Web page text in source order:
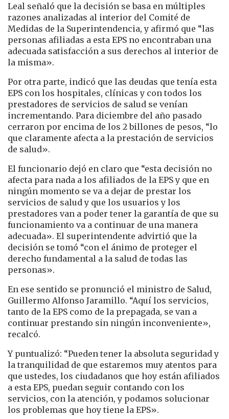
Leal señaló que la decisión se basa en múltiples
razones analizadas al interior del Comité de
Medidas de la Superintendencia, y afirmó que “las
personas afiliadas a esta EPS no encontraban una
adecuada satisfacción a sus derechos al interior de
la misma».
Por otra parte, indicó que las deudas que tenía esta
EPS con los hospitales, clínicas y con todos los
prestadores de servicios de salud se venían
incrementando. Para diciembre del año pasado
cerraron por encima de los 2 billones de pesos, “lo
que claramente afecta a la prestación de servicios
de salud».
​El funcionario dejó en claro que “esta decisión no
afecta para nada a los afiliados de la EPS y que en
ningún momento se va a dejar de prestar los
servicios de salud y que los usuarios y los
prestadores van a poder tener la garantía de que su
funcionamiento va a continuar de una manera
adecuada». El superintendente advirtió que la
decisión se tomó “con el ánimo de proteger el
derecho fundamental a la salud de todas las
personas».
En ese sentido se pronunció el ministro de Salud,
Guillermo Alfonso Jaramillo. “Aquí los servicios,
tanto de la EPS como de la prepagada, se van a
continuar prestando sin ningún inconveniente»,
recalcó.
Y puntualizó: “Pueden tener la absoluta seguridad y
la tranquilidad de que estaremos muy atentos para
que ustedes, los ciudadanos que hoy están afiliados
a esta EPS, puedan seguir contando con los
servicios, con la atención, y podamos solucionar
los problemas que hoy tiene la EPS».